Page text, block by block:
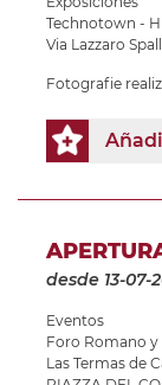
Technotown -
Via Lazzaro
Fotografie
desde 13-07-
Eventos
Foro Romano y
Las Termas de